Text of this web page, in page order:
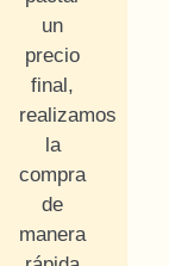
un
precio
final,
realizamos
la
compra
de
manera